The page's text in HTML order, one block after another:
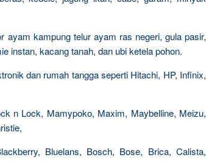
ayam kampung telur ayam ras negeri, gula pasir,
instan, kacang tanah, dan ubi ketela pohon.
dan rumah tangga seperti Hitachi, HP, Infinix,
n Lock, Mamypoko, Maxim, Maybelline, Meizu,
Bluelans, Bosch, Bose, Brica, Calista,